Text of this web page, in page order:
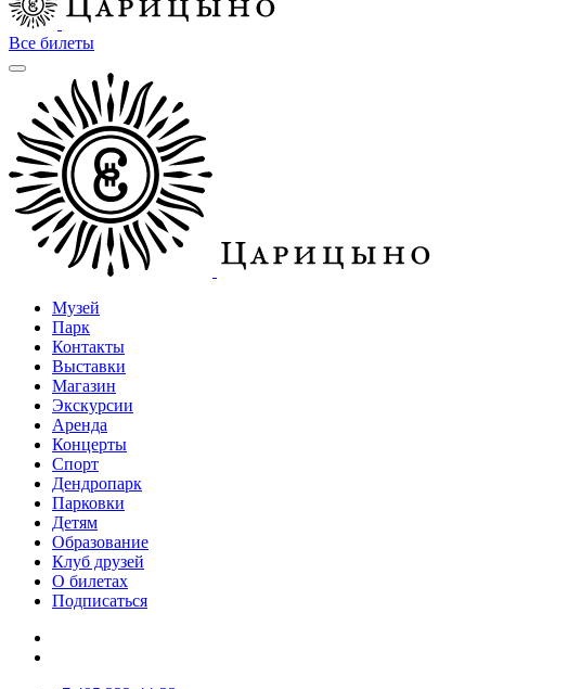
Все билеты
Музей
Парк
Контакты
Выставки
Магазин
Экскурсии
Аренда
Концерты
Спорт
Дендропарк
Парковки
Детям
Образование
Клуб друзей
О билетах
Подписаться